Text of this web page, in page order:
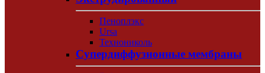
Пеноплэкс
Ursa
Технониколь
Супердиффузионные мембраны